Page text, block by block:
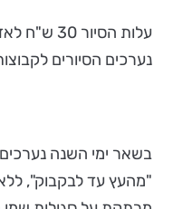
נערכים הסיורים
"מהעץ עד לבקבוק",